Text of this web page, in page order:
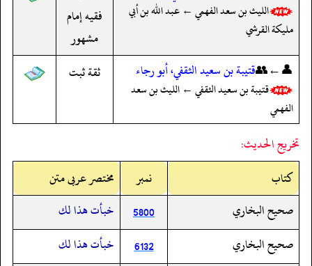
الليث بن سعد الفهمي ← عبد الله بن أبي
مليكة القرشي
فقيه إمام
مشهور
👤←👥قتيبة بن سعيد الثقفي، أبو رجاء
قتيبة بن سعيد الثقفي ← الليث بن سعد
الفهمي
ثقة ثبت
تخريج الحديث:
کتاب
نمبر
مختصر عربی متن
صحيح البخاري
5800
خبأت هذا لك
صحيح البخاري
6132
خبأت هذا لك